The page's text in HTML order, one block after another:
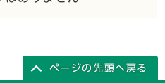
ページの先頭へ戻る